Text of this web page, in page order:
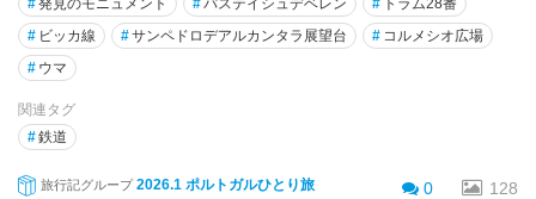
#発見のモニュメント #パステイシュデベレン # トラム28番
# ビッカ線 #サンペドロデアルカンタラ展望台 # コルメシオ広場
# ウマ
関連タグ
#鉄道
旅行記グループ 2026.1 ポルトガルひとり旅 0 128